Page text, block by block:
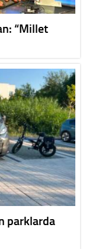
“Millet
parklarda